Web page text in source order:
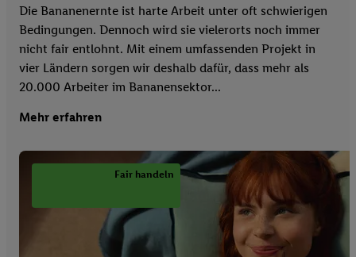
Die Bananenernte ist harte Arbeit unter oft schwierigen
Bedingungen. Dennoch wird sie vielerorts noch immer
nicht fair entlohnt. Mit einem umfassenden Projekt in
vier Ländern sorgen wir deshalb dafür, dass mehr als
20.000 Arbeiter im Bananensektor...
Mehr erfahren
Fair handeln